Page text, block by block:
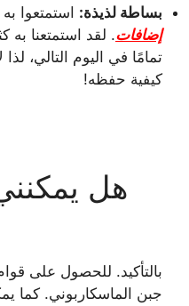
بساطة لذيذة: استمتعوا
إضافات. لقد استمتعنا به
تمامًا في اليوم التالي،
كيفية حفظه!
هل
بالتأكيد. للحصول على
جبن الماسكاربوني. كما